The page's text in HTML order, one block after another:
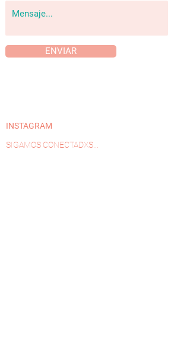
ENVIAR
INSTAGRAM
SIGAMOS CONECTADXS...